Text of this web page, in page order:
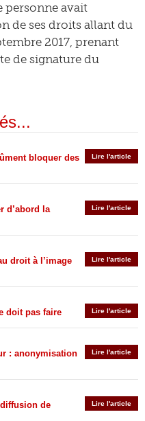
personne avait
de ses droits allant du
2017, prenant
de signature du
Lire l'article
bloquer des
Lire l'article
d’abord la
Lire l'article
droit à l’image
Lire l'article
doit pas faire
Lire l'article
: anonymisation
Lire l'article
de